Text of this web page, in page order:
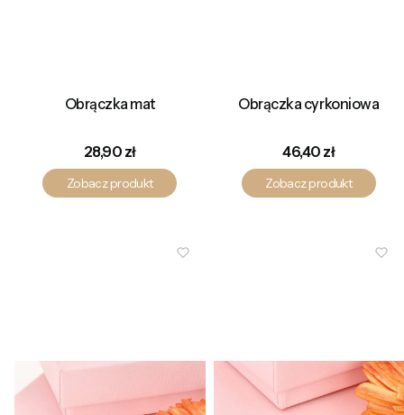
Obrączka mat
Cena
28,90 zł
Zobacz produkt
Obrączka cyrkoniowa
Cena
46,40 zł
Zobacz produkt